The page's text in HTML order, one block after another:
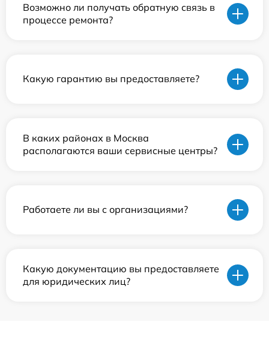
Возможно ли получать обратную связь в
процессе ремонта?
Какую гарантию вы предоставляете?
В каких районах в Москва
располагаются ваши сервисные центры?
Работаете ли вы с организациями?
Какую документацию вы предоставляете
для юридических лиц?